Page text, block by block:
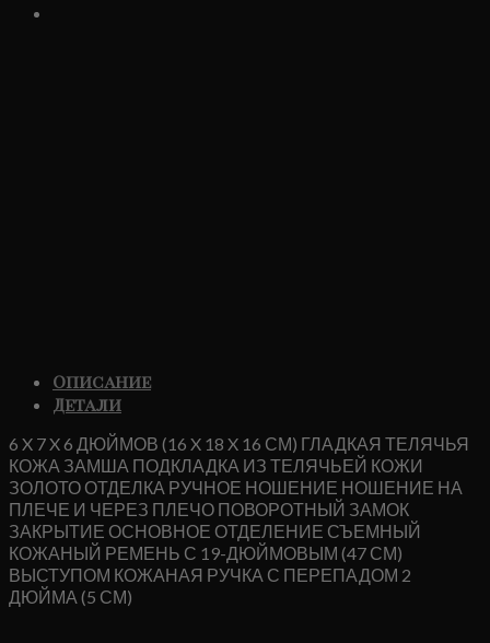
Описание
Детали
6 X 7 X 6 ДЮЙМОВ (16 X 18 X 16 СМ) ГЛАДКАЯ ТЕЛЯЧЬЯ
КОЖА ЗАМША ПОДКЛАДКА ИЗ ТЕЛЯЧЬЕЙ КОЖИ
ЗОЛОТО ОТДЕЛКА РУЧНОЕ НОШЕНИЕ НОШЕНИЕ НА
ПЛЕЧЕ И ЧЕРЕЗ ПЛЕЧО ПОВОРОТНЫЙ ЗАМОК
ЗАКРЫТИЕ ОСНОВНОЕ ОТДЕЛЕНИЕ СЪЕМНЫЙ
КОЖАНЫЙ РЕМЕНЬ С 19-ДЮЙМОВЫМ (47 СМ)
ВЫСТУПОМ КОЖАНАЯ РУЧКА С ПЕРЕПАДОМ 2
ДЮЙМА (5 СМ)